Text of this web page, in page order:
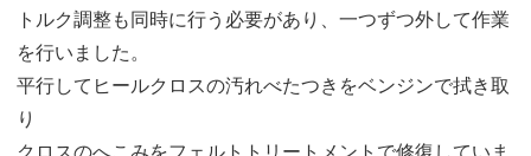
トルク調整も同時に行う必要があり、一つずつ外して作業
を行いました。
平行してヒールクロスの汚れべたつきをベンジンで拭き取
り
クロスのへこみをフェルトトリートメントで修復していま